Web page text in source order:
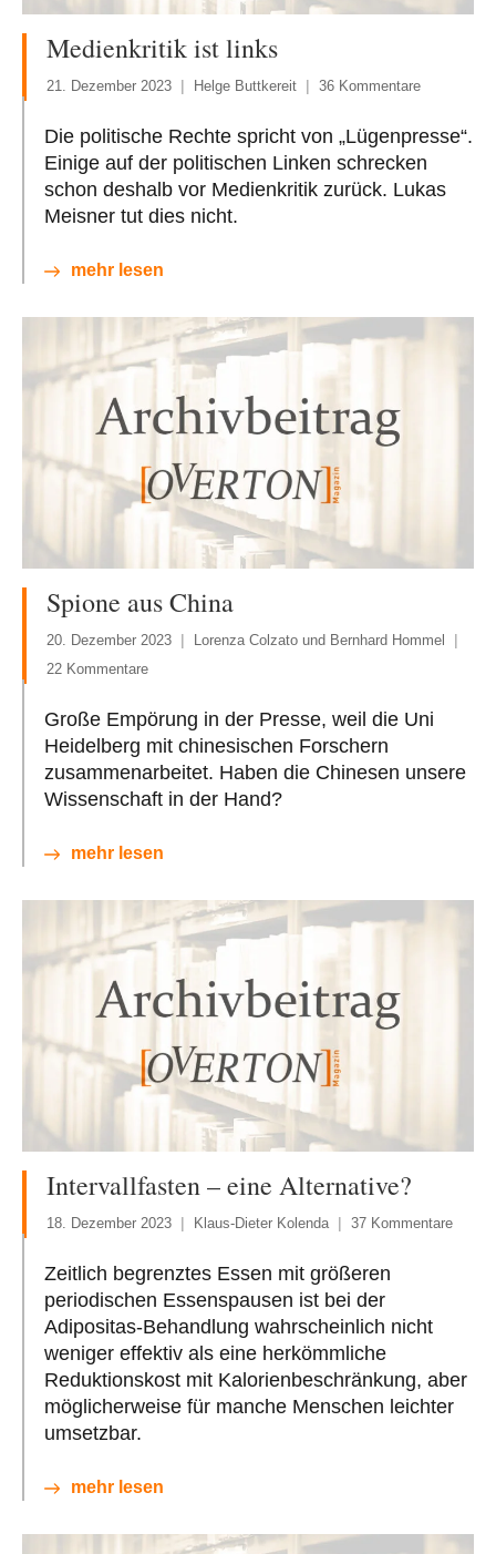
Medienkritik ist links
21. Dezember 2023 Helge Buttkereit 36 Kommentare
Die politische Rechte spricht von „Lügenpresse“.
Einige auf der politischen Linken schrecken
schon deshalb vor Medienkritik zurück. Lukas
Meisner tut dies nicht.
mehr lesen
Spione aus China
20. Dezember 2023
Lorenza Colzato und Bernhard Hommel
22 Kommentare
Große Empörung in der Presse, weil die Uni
Heidelberg mit chinesischen Forschern
zusammenarbeitet. Haben die Chinesen unsere
Wissenschaft in der Hand?
mehr lesen
Intervallfasten – eine Alternative?
18. Dezember 2023 Klaus-Dieter Kolenda 37 Kommentare
Zeitlich begrenztes Essen mit größeren
periodischen Essenspausen ist bei der
Adipositas-Behandlung wahrscheinlich nicht
weniger effektiv als eine herkömmliche
Reduktionskost mit Kalorienbeschränkung, aber
möglicherweise für manche Menschen leichter
umsetzbar.
mehr lesen